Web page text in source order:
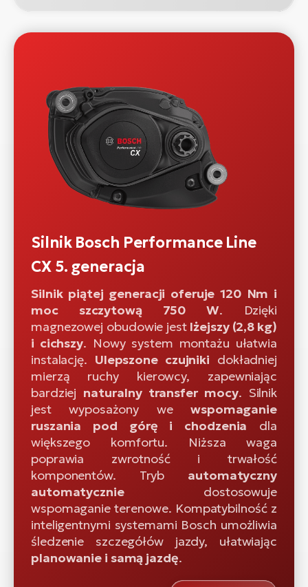
Silnik Bosch Performance Line
CX 5. generacja
Silnik piątej generacji oferuje 120 Nm i
moc szczytową 750 W. Dzięki
magnezowej obudowie jest lżejszy (2,8 kg)
i cichszy. Nowy system montażu ułatwia
instalację. Ulepszone czujniki dokładniej
mierzą ruchy kierowcy, zapewniając
bardziej naturalny transfer mocy. Silnik
jest wyposażony wewspomaganie
ruszania pod górę i chodzenia dla
większego komfortu. Niższa waga
poprawia zwrotność i trwałość
komponentów. Tryb automatyczny
automatyczniedostosowuje
wspomaganie terenowe. Kompatybilność z
inteligentnymi systemami Bosch umożliwia
śledzenie szczegółów jazdy, ułatwiając
planowanie i samą jazdę.